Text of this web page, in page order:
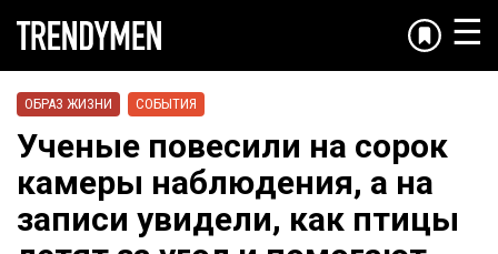
☰
ОБРАЗ ЖИЗНИ СОБЫТИЯ
Ученые повесили на сорок
камеры наблюдения, а на
записи увидели, как птицы